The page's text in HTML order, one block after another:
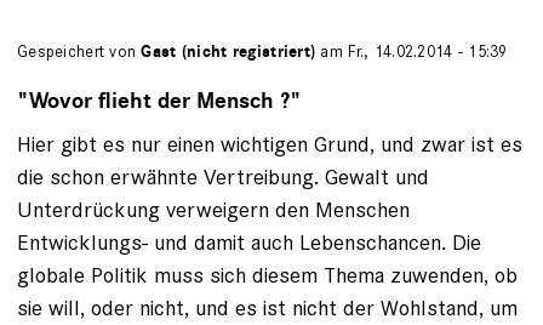
Gespeichert vonGast (nicht registriert) am Fr., 14.02.2014 - 15:39
"Wovor flieht der Mensch ?"
Hier gibt es nur einen wichtigen Grund, und zwar ist es
die schon erwähnte Vertreibung. Gewalt und
Unterdrückung verweigern den Menschen
Entwicklungs- und damit auch Lebenschancen. Die
globale Politik muss sich diesem Thema zuwenden, ob
sie will, oder nicht, und es ist nicht der Wohlstand, um